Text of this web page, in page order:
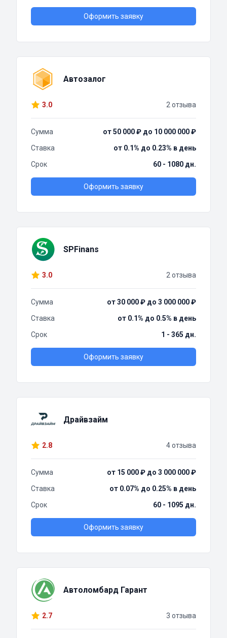
Оформить заявку
Автозалог
3.0 2 отзыва
Сумма
от 50 000 ₽ до 10 000 000 ₽
Ставка
от 0.1% до 0.23% в день
Срок
60 - 1080 дн.
Оформить заявку
SPFinans
3.0 2 отзыва
Сумма
от 30 000 ₽ до 3 000 000 ₽
Ставка
от 0.1% до 0.5% в день
Срок
1 - 365 дн.
Оформить заявку
Драйвзайм
2.8 4 отзыва
Сумма
от 15 000 ₽ до 3 000 000 ₽
Ставка
от 0.07% до 0.25% в день
Срок
60 - 1095 дн.
Оформить заявку
Автоломбард Гарант
2.7 3 отзыва